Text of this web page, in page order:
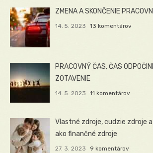
ZMENA A SKONČENIE
14. 5. 2023 13 komentárov
PRACOVNÝ ČAS, ČAS
ZOTAVENIE
14. 5. 2023 11 komentárov
Vlastné zdroje, cudzie zdroje
ako finančné zdroje
27. 3. 2023 9 komentárov